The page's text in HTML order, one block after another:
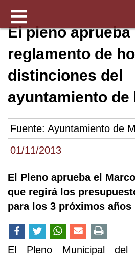
01/11/2013
El pleno aprueba
reglamento de
distinciones del
ayuntamiento de
Fuente: Ayuntamiento de
El Pleno aprueba el
que regirá los
para los 3 próximos años
El Pleno Municipal del